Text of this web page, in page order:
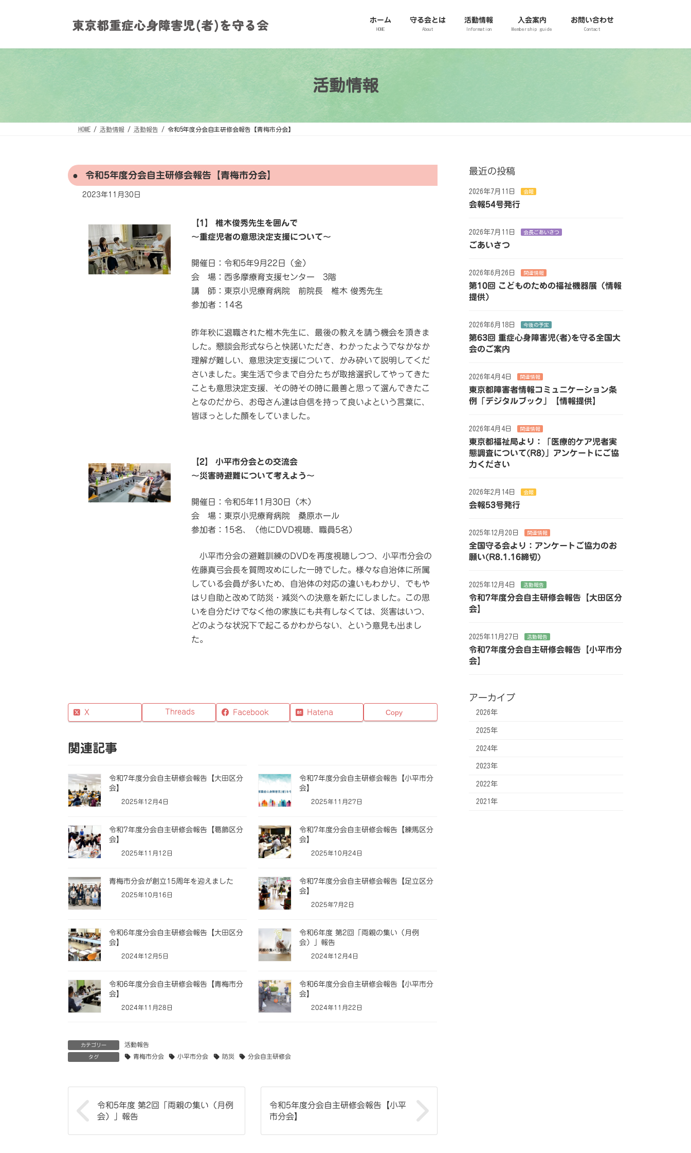
ホーム
HOME
守る会とは
About
活動情報
Information
入会案内
Membership guide
お問い合わせ
Contact
活動情報
HOME 活動情報 活動報告 令和5年度分会自主研修会報告【青梅市分会】
令和5年度分会自主研修会報告【青梅市分会】
2023年11月30日
【1】 椎木俊秀先生を囲んで
～重症児者の意思決定支援について～
開催日：令和5年9月22日（金）
会 場：西多摩療育支援センター 3階
講 師：東京小児療育病院 前院長 椎木 俊秀先生
参加者：14名
昨年秋に退職された椎木先生に、最後の教えを請う機会を頂きま
した。懇談会形式ならと快諾いただき、わかったようでなかなか
理解が難しい、意思決定支援について、かみ砕いて説明してくだ
さいました。実生活で今まで自分たちが取捨選択してやってきた
ことも意思決定支援、その時その時に最善と思って選んできたこ
となのだから、お母さん達は自信を持って良いよという言葉に、
皆ほっとした顔をしていました。
【2】 小平市分会との交流会
～災害時避難について考えよう～
開催日：令和5年11月30日（木）
会 場：東京小児療育病院 桑原ホール
参加者：15名、（他にDVD視聴、職員5名）
小平市分会の避難訓練のDVDを再度視聴しつつ、小平市分会の
佐藤真弓会長を質問攻めにした一時でした。様々な自治体に所属
している会員が多いため、自治体の対応の違いもわかり、でもや
はり自助と改めて防災・減災への決意を新たにしました。この思
いを自分だけでなく他の家族にも共有しなくては、災害はいつ、
どのような状況下で起こるかわからない、という意見も出まし
た。
Facebook
X Threads Hatena Copy
関連記事
令和7年度分会自主研修会報告【大田区分
会】
2025年12月4日
令和7年度分会自主研修会報告【小平市分
会】
2025年11月27日
令和7年度分会自主研修会報告【葛飾区分
会】
2025年11月12日
令和7年度分会自主研修会報告【練馬区分
会】
2025年10月24日
青梅市分会が創立15周年を迎えました
2025年10月16日
令和7年度分会自主研修会報告【足立区分
会】
2025年7月2日
令和6年度分会自主研修会報告【大田区分
会】
2024年12月5日
令和6年度 第2回「両親の集い（月例
会）」報告
2024年12月4日
令和6年度分会自主研修会報告【青梅市分
会】
2024年11月28日
令和6年度分会自主研修会報告【小平市分
会】
2024年11月22日
カテゴリー 活動報告
タグ 青梅市分会 小平市分会 防災 分会自主研修会
令和5年度 第2回「両親の集い（月例
会）」報告
令和5年度分会自主研修会報告【小平
市分会】
最近の投稿
2026年7月11日 会報
会報54号発行
2026年7月11日 会長ごあいさつ
ごあいさつ
2026年6月26日 関連情報
第10回 こどものための福祉機器展（情報
提供）
2026年6月18日 今後の予定
第63回 重症心身障害児(者)を守る全国大
会のご案内
2026年4月4日 関連情報
東京都障害者情報コミュニケーション条
例「デジタルブック」【情報提供】
2026年4月4日 関連情報
東京都福祉局より：「医療的ケア児者実
態調査について(R8)」アンケートにご協
力ください
2026年2月14日 会報
会報53号発行
2025年12月20日 関連情報
全国守る会より：アンケートご協力のお
願い(R8.1.16締切)
2025年12月4日 活動報告
令和7年度分会自主研修会報告【大田区分
会】
2025年11月27日 活動報告
令和7年度分会自主研修会報告【小平市分
会】
アーカイブ
2026年
2025年
2024年
2023年
2022年
2021年